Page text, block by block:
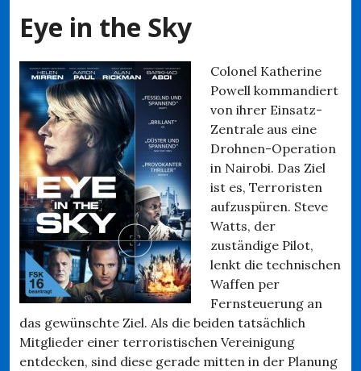
Eye in the Sky
Colonel Katherine
Powell kommandiert
von ihrer Einsatz-
Zentrale aus eine
Drohnen-Operation
in Nairobi. Das Ziel
ist es, Terroristen
aufzuspüren. Steve
Watts, der
zuständige Pilot,
lenkt die technischen
Waffen per
Fernsteuerung an
das gewünschte Ziel. Als die beiden tatsächlich
Mitglieder einer terroristischen Vereinigung
entdecken, sind diese gerade mitten in der Planung